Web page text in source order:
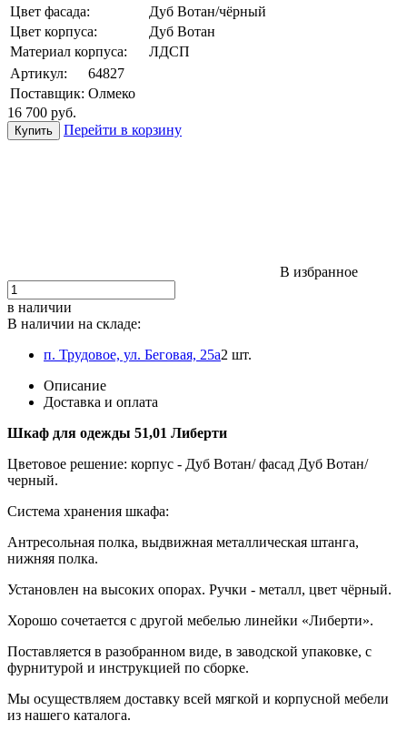
Цвет фасада:
Дуб Вотан/чёрный
Цвет корпуса:
Дуб Вотан
Материал корпуса:
ЛДСП
Артикул:
64827
Поставщик: Олмеко
16 700 руб.
Перейти в корзину
В избранное
в наличии
В наличии на складе:
п. Трудовое, ул. Беговая, 25а2 шт.
Описание
Доставка и оплата
Шкаф для одежды 51,01 Либерти
Цветовое решение: корпус - Дуб Вотан/ фасад Дуб Вотан/
черный.
Система хранения шкафа:
Антресольная полка, выдвижная металлическая штанга,
нижняя полка.
Установлен на высоких опорах. Ручки - металл, цвет чёрный.
Хорошо сочетается с другой мебелью линейки «Либерти».
Поставляется в разобранном виде, в заводской упаковке, с
фурнитурой и инструкцией по сборке.
Мы осуществляем доставку всей мягкой и корпусной мебели
из нашего каталога.